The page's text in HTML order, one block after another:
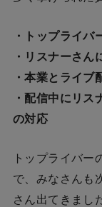
・トップライバ
・リスナーさ
・本業とライブ
・配信中にリ
の対応
トップライバー
で、みなさんも
さん出てきまし